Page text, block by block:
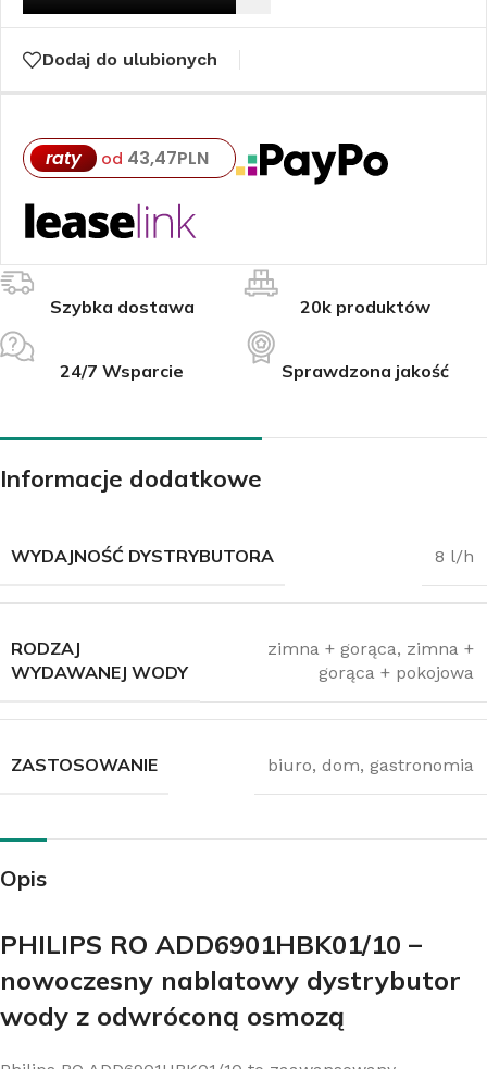
Dodaj do ulubionych
raty od 43,47PLN
Szybka dostawa 20k produktów
24/7 Wsparcie Sprawdzona jakość
Informacje dodatkowe
WYDAJNOŚĆ DYSTRYBUTORA 8 l/h
RODZAJ
WYDAWANEJ WODY
zimna + gorąca, zimna +
gorąca + pokojowa
ZASTOSOWANIE biuro, dom, gastronomia
Opis
PHILIPS RO ADD6901HBK01/10 –
nowoczesny nablatowy dystrybutor
wody z odwróconą osmozą